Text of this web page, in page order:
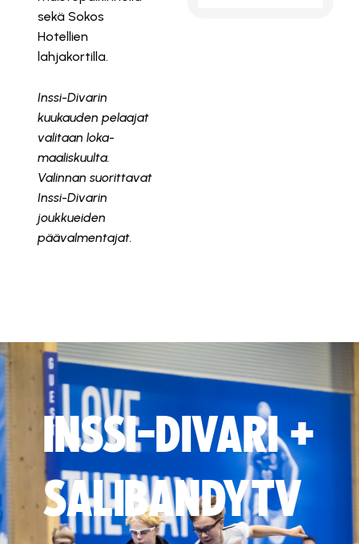
sekä Sokos
Hotellien
lahjakortilla.
Inssi-Divarin
kuukauden pelaajat
valitaan loka-
maaliskuulta.
Valinnan suorittavat
Inssi-Divarin
joukkueiden
päävalmentajat.
INSSI-DIVARI +
SALIBANDYTV